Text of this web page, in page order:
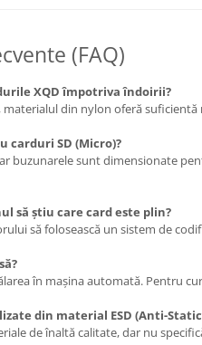
(FAQ)
XQD împotriva îndoirii?
materialul din nylon oferă
carduri SD (Micro)?
buzunarele sunt dimensionate
să știu care card este plin?
să folosească un sistem de
în mașina automată. Pentru
din material ESD (Anti-
de înaltă calitate, dar nu